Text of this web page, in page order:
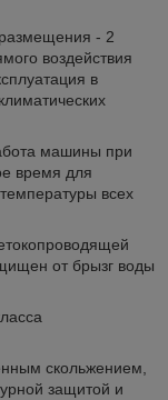
размещения - 2
воздействия
в
машины при
время для
всех
от брызг воды
скольжением,
защитой и